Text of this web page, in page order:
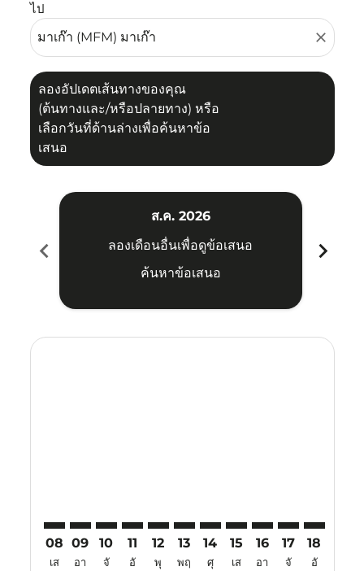
ไป
close
ลองอัปเดตเส้นทางของคุณ
(ต้นทางและ/หรือปลายทาง) หรือ
เลือกวันที่ด้านล่างเพื่อค้นหาข้อ
เสนอ
chevron_left
ส.ค. 2026
ลองเดือนอื่นเพื่อดูข้อเสนอ
ค้นหาข้อเสนอ
chevron_right
08
เส
09
อา
10
จั
11
อั
12
พุ
13
พฤ
14
ศุ
15
เส
16
อา
17
จั
18
อั